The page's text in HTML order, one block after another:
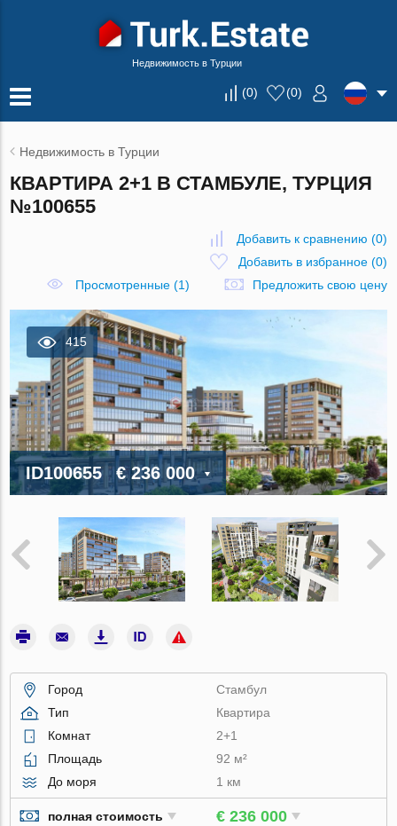
Недвижимость в Турции
(0) (0)
Недвижимость в Турции
КВАРТИРА 2+1 В СТАМБУЛЕ, ТУРЦИЯ
№100655
Добавить к сравнению (0)
Добавить в избранное(0)
Просмотренные (1)
Предложить свою цену
415
ID100655 € 236 000
Город
Стамбул
Тип
Квартира
Комнат
2+1
Площадь
92 м²
До моря
1 км
полная стоимость € 236 000